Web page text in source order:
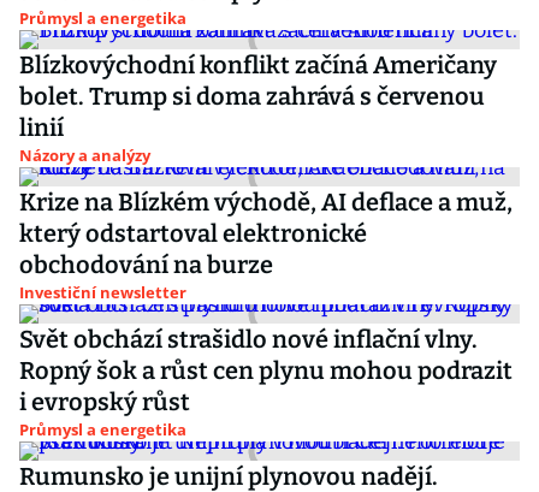
Průmysl a energetika
Blízkovýchodní konflikt začíná Američany
bolet. Trump si doma zahrává s červenou
linií
Názory a analýzy
Krize na Blízkém východě, AI deflace a muž,
který odstartoval elektronické
obchodování na burze
Investiční newsletter
Svět obchází strašidlo nové inflační vlny.
Ropný šok a růst cen plynu mohou podrazit
i evropský růst
Průmysl a energetika
Rumunsko je unijní plynovou nadějí.